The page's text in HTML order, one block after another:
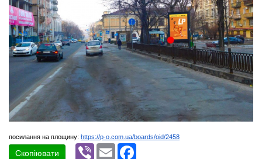
посилання на площину: https://p-o.com.ua/boards/oid/2458
Скопіювати
Viber Email